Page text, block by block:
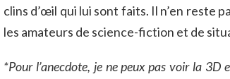
clins d’œil qui lui sont faits. Il n’en reste
les amateurs de science-fiction et de
*Pour l’anecdote, je ne peux pas voir la